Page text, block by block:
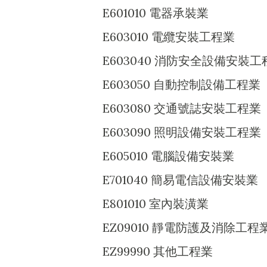
E601010 電器承裝業
E603010 電纜安裝工程業
E603040 消防安全設備安裝工
E603050 自動控制設備工程業
E603080 交通號誌安裝工程業
E603090 照明設備安裝工程業
E605010 電腦設備安裝業
E701040 簡易電信設備安裝業
E801010 室內裝潢業
EZ09010 靜電防護及消除工程
EZ99990 其他工程業